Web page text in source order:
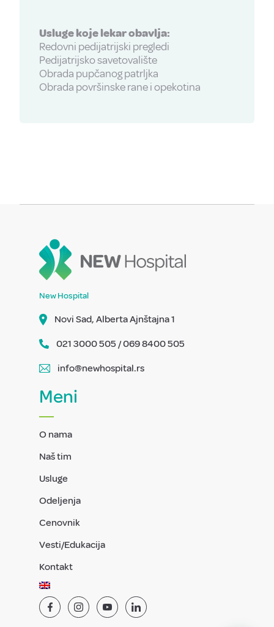
Usluge koje lekar obavlja:
Redovni pedijatrijski pregledi
Pedijatrijsko savetovalište
Obrada pupčanog patrljka
Obrada površinske rane i opekotina
New Hospital
Novi Sad, Alberta Ajnštajna 1
021 3000 505 / 069 8400 505
info@newhospital.rs
Meni
O nama
Naš tim
Usluge
Odeljenja
Cenovnik
Vesti/Edukacija
Kontakt